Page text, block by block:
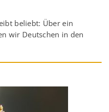
beliebt: Über ein
wir Deutschen in den